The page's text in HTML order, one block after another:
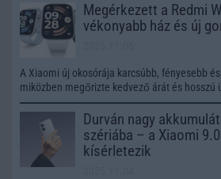
Megérkezett a Redmi
vékonyabb ház és új
A Xiaomi új okosórája karcsúbb, fényesebb
miközben megőrizte kedvező árát és hosszú
Durván nagy
szériába – a Xiaomi
kísérletezik